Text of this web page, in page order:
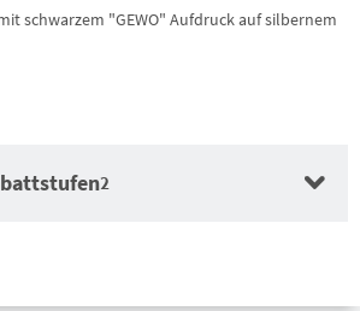
schwarzem "GEWO" Aufdruck auf silbernem
2